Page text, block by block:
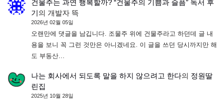
건물주는 과연 행복할까? “건물주의 기쁨과 슬픔” 독서 후
기의 개발자 뜩
2026년 02월 05일
오랜만에 댓글을 남깁니다. 조물주 위에 건물주라고 하던데 글 내
용을 보니 꼭 그런 것만은 아니겠네요. 이 글을 쓰던 당시까지만 해
도 부동산…
나는 회사에서 되도록 말을 하지 않으려고 한다의 정원딸
린집
2025년 10월 28일